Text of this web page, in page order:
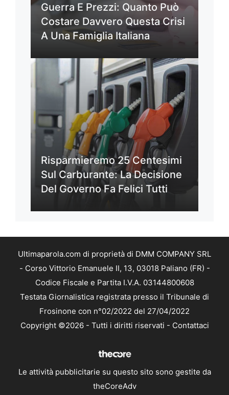
Guerra E Prezzi: Quanto Può
Costare Davvero Questa Crisi
A Una Famiglia Italiana
Risparmieremo 25 Centesimi
Sul Carburante: La Decisione
Del Governo Fa Felici Tutti
Ultimaparola.com di proprietà di DMM COMPANY SRL
- Corso Vittorio Emanuele II, 13, 03018 Paliano (FR) -
Codice Fiscale e Partita I.V.A. 03144800608
Testata Giornalistica registrata presso il Tribunale di
Frosinone con n°02/2022 del 27/04/2022
Copyright ©2026 - Tutti i diritti riservati - Contattaci
Le attività pubblicitarie su questo sito sono gestite da
theCoreAdv